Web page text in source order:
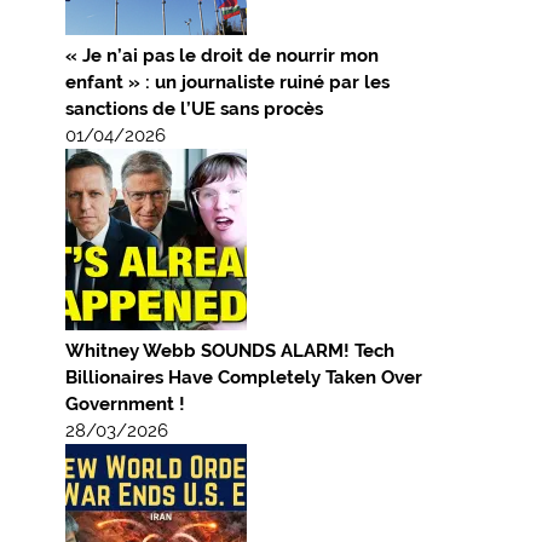
« Je n’ai pas le droit de nourrir mon
enfant » : un journaliste ruiné par les
sanctions de l’UE sans procès
01/04/2026
Whitney Webb SOUNDS ALARM! Tech
Billionaires Have Completely Taken Over
Government !
28/03/2026